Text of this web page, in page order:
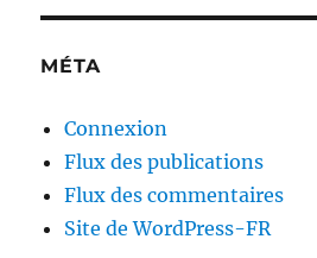
MÉTA
Connexion
Flux des publications
Flux des commentaires
Site de WordPress-FR